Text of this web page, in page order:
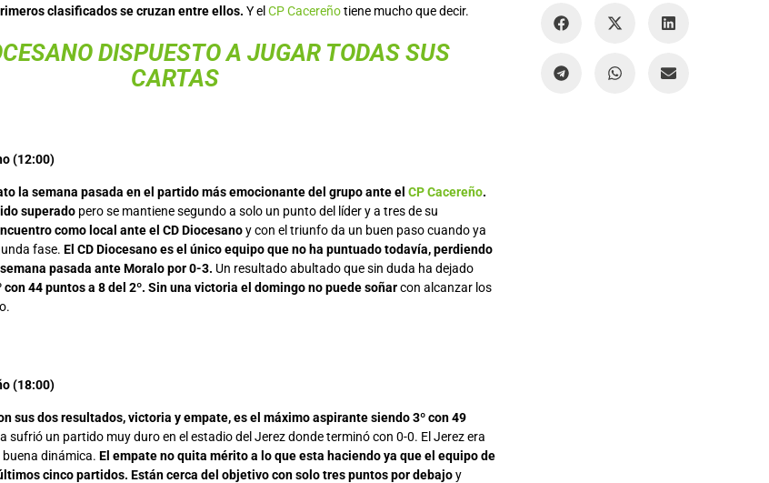
clasificados se cruzan entre ellos. Y el CP Cacereñotiene mucho que decir.
DISPUESTO A JUGAR TODAS SUS
CARTAS
(12:00)
la semana pasada en el partido más emocionante del grupo ante el CP Cacereño.
superado pero se mantiene segundo a solo un punto del líder y a tres de su
como local ante el CD Diocesanoy con el triunfo da un buen paso cuando ya
fase. El CD Diocesano es el único equipo que no ha puntuado todavía, perdiendo
pasada ante Moralo por 0-3. Un resultado abultado que sin duda ha dejado
con 44 puntos a 8 del 2º. Sin una victoria el domingo no puede soñarcon alcanzar los
(18:00)
sus dos resultados, victoria y empate, es el máximo aspirante siendo 3º con 49
sufrió un partido muy duro en el estadio del Jerez donde terminó con 0-0. El Jerez era
dinámica. El empate no quita mérito a lo que esta haciendo ya que el equipo de
cinco partidos. Están cerca del objetivo con solo tres puntos por debajoy